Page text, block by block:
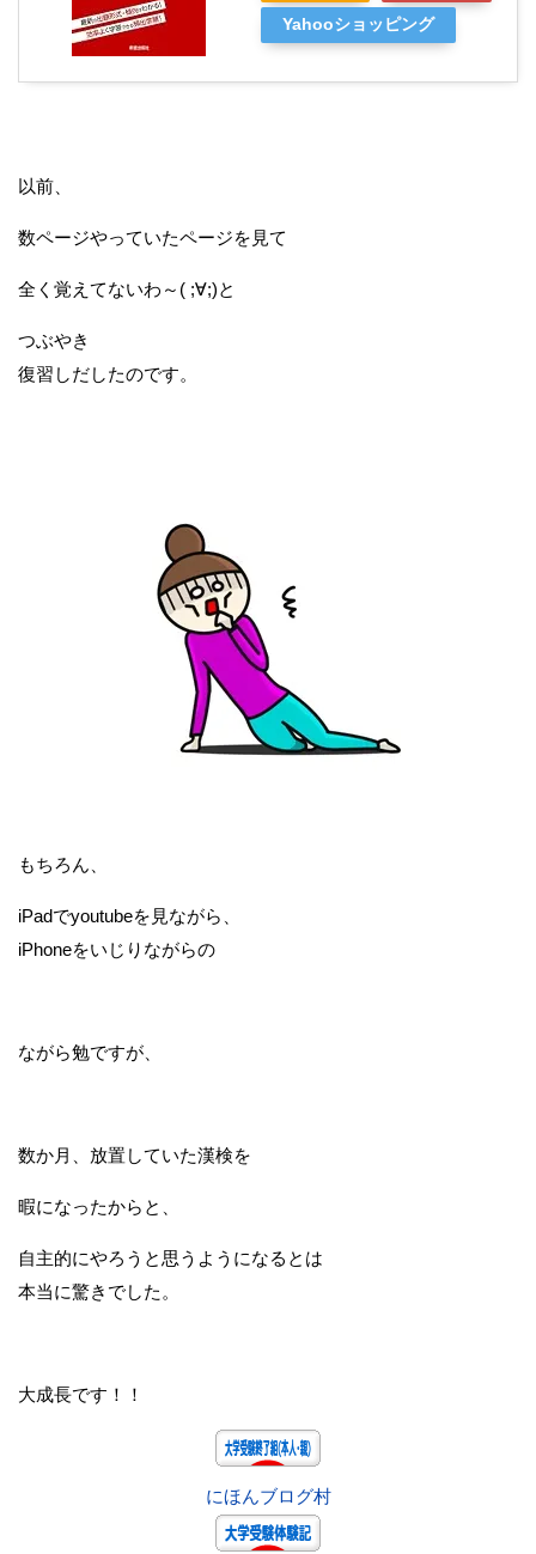
Yahooショッピング
以前、
数ページやっていたページを見て
全く覚えてないわ～( ;∀;)と
つぶやき
復習しだしたのです。
もちろん、
iPadでyoutubeを見ながら、
iPhoneをいじりながらの
ながら勉ですが、
数か月、放置していた漢検を
暇になったからと、
自主的にやろうと思うようになるとは
本当に驚きでした。
大成長です！！
にほんブログ村